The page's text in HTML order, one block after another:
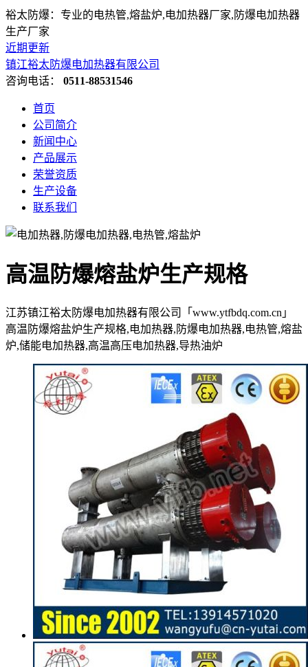
裕太防爆：专业的电热管,熔盐炉,电加热器厂家,防爆电加热器
生产厂家
近期更新
镇江裕太防爆电加热器有限公司
咨询电话： 0511-88531546
首页
公司简介
新闻中心
产品展示
荣誉资质
生产设备
联系我们
高温防爆熔盐炉生产规格
江苏镇江裕太防爆电加热器有限公司「www.ytfbdq.com.cn」
高温防爆熔盐炉生产规格,电加热器,防爆电加热器,电热管,熔盐
炉,储能电加热器,高温高压电加热器,导热油炉